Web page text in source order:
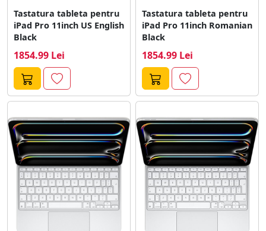
Tastatura tableta pentru
iPad Pro 11inch US English
Black
1854.99 Lei
Tastatura tableta pentru
iPad Pro 11inch Romanian
Black
1854.99 Lei